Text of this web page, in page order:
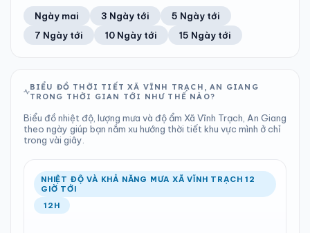
22°C 100%
Khả năng mưa
0.36 mm
Tổng cả ngày
1009 hPa
Bình thường
11
Chỉ số UV
Tốt
Ước lượng
22°C
Ổn định
0%
Khả năng mưa
Trung bình ngày Tốc độ gió
TIA UV TẦM NHÌN
LƯỢNG MƯA
0 mm
Tổng cả ngày
ÁP SUẤT
1009 hPa
Bình thường
Ổn định Khả năng mưa
Ngày mai 3 Ngày tới
5 Ngày tới
7 Ngày tới
10 Ngày tới 15 Ngày tới
BIỂU ĐỒ THỜI TIẾT XÃ VĨNH TRẠCH, AN GIANG
TRONG THỜI GIAN TỚI NHƯ THẾ NÀO?
Biểu đồ nhiệt độ, lượng mưa và độ ẩm Xã Vĩnh Trạch, An Giang
theo ngày giúp bạn nắm xu hướng thời tiết khu vực mình ở chỉ
trong vài giây.
NHIỆT ĐỘ VÀ KHẢ NĂNG MƯA XÃ VĨNH TRẠCH 12
GIỜ TỚI
12H